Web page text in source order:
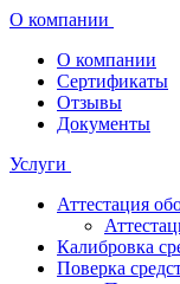
О компании
О компании
Сертификаты
Отзывы
Документы
Услуги
Аттестация
Калибровка
Поверка